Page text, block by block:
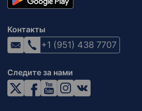
Контакты
+1 (951) 438 7707
Следите за нами